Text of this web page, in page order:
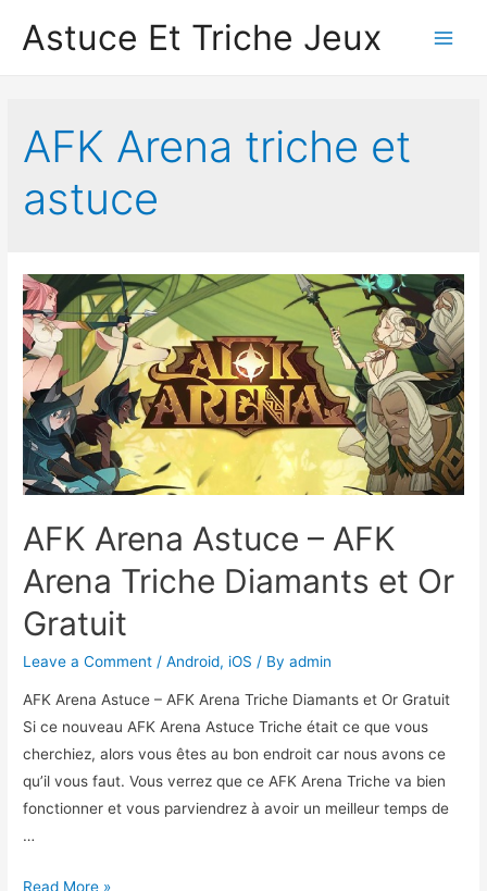
Astuce Et Triche Jeux
AFK Arena triche et
astuce
AFK Arena Astuce – AFK
Arena Triche Diamants et Or
Gratuit
Leave a Comment /Android, iOS / Byadmin
AFK Arena Astuce – AFK Arena Triche Diamants et Or Gratuit
Si ce nouveau AFK Arena Astuce Triche était ce que vous
cherchiez, alors vous êtes au bon endroit car nous avons ce
qu’il vous faut. Vous verrez que ce AFK Arena Triche va bien
fonctionner et vous parviendrez à avoir un meilleur temps de
…
AFK
Read More »